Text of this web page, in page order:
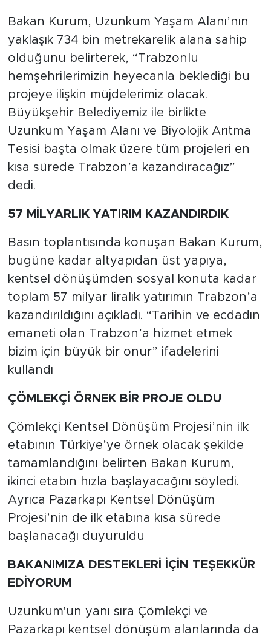
Bakan Kurum, Uzunkum Yaşam Alanı’nın
yaklaşık 734 bin metrekarelik alana sahip
olduğunu belirterek, “Trabzonlu
hemşehrilerimizin heyecanla beklediği bu
projeye ilişkin müjdelerimiz olacak.
Büyükşehir Belediyemiz ile birlikte
Uzunkum Yaşam Alanı ve Biyolojik Arıtma
Tesisi başta olmak üzere tüm projeleri en
kısa sürede Trabzon’a kazandıracağız”
dedi.
57 MİLYARLIK YATIRIM KAZANDIRDIK
Basın toplantısında konuşan Bakan Kurum,
bugüne kadar altyapıdan üst yapıya,
kentsel dönüşümden sosyal konuta kadar
toplam 57 milyar liralık yatırımın Trabzon’a
kazandırıldığını açıkladı. “Tarihin ve ecdadın
emaneti olan Trabzon’a hizmet etmek
bizim için büyük bir onur” ifadelerini
kullandı
ÇÖMLEKÇİ ÖRNEK BİR PROJE OLDU
Çömlekçi Kentsel Dönüşüm Projesi’nin ilk
etabının Türkiye’ye örnek olacak şekilde
tamamlandığını belirten Bakan Kurum,
ikinci etabın hızla başlayacağını söyledi.
Ayrıca Pazarkapı Kentsel Dönüşüm
Projesi’nin de ilk etabına kısa sürede
başlanacağı duyuruldu
BAKANIMIZA DESTEKLERİ İÇİN TEŞEKKÜR
EDİYORUM
Uzunkum'un yanı sıra Çömlekçi ve
Pazarkapı kentsel dönüşüm alanlarında da